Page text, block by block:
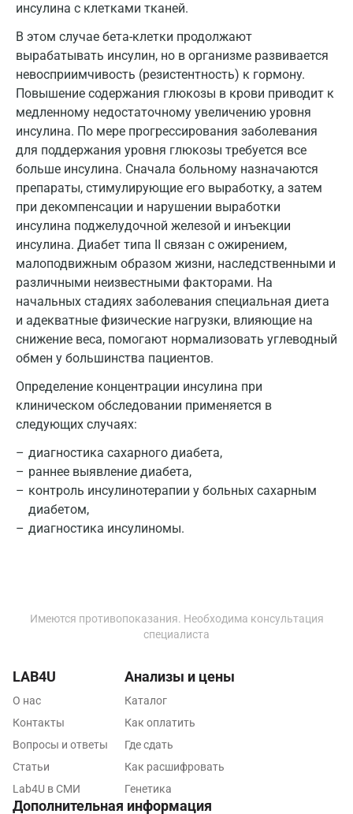
инсулина с клетками тканей.
В этом случае бета-клетки продолжают
вырабатывать инсулин, но в организме развивается
невосприимчивость (резистентность) к гормону.
Повышение содержания глюкозы в крови приводит к
медленному недостаточному увеличению уровня
инсулина. По мере прогрессирования заболевания
для поддержания уровня глюкозы требуется все
больше инсулина. Сначала больному назначаются
препараты, стимулирующие его выработку, а затем
при декомпенсации и нарушении выработки
инсулина поджелудочной железой и инъекции
инсулина. Диабет типа II связан с ожирением,
малоподвижным образом жизни, наследственными и
различными неизвестными факторами. На
начальных стадиях заболевания специальная диета
и адекватные физические нагрузки, влияющие на
снижение веса, помогают нормализовать углеводный
обмен у большинства пациентов.
Определение концентрации инсулина при
клиническом обследовании применяется в
следующих случаях:
диагностика сахарного диабета,
раннее выявление диабета,
контроль инсулинотерапии у больных сахарным
диабетом,
диагностика инсулиномы.
Майкоп
Мурино
Мурманск
Набережные Челны
Наро-Фоминск
Нижневартовск
Нижнекамск
Новокузнецк
Новороссийск
Новосибирск
Ногинск
Обнинск
Одинцово
Омск
Орел
Петрозаводск
Подольск
Пушкин
Имеются противопоказания. Необходима консультация
специалиста
LAB4U
О нас
Контакты
Вопросы и ответы
Статьи
Lab4U в СМИ
Анализы и цены
Каталог
Как оплатить
Где сдать
Как расшифровать
Генетика
Дополнительная информация